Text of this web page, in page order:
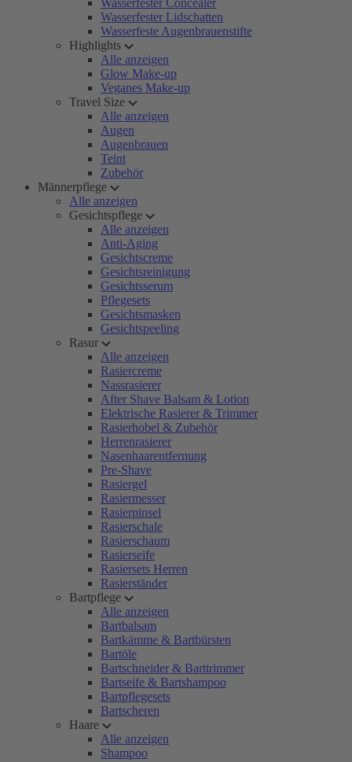
Wasserfester Concealer
Wasserfester Lidschatten
Wasserfeste Augenbrauenstifte
Highlights
Alle anzeigen
Glow Make-up
Veganes Make-up
Travel Size
Alle anzeigen
Augen
Augenbrauen
Teint
Zubehör
Männerpflege
Alle anzeigen
Gesichtspflege
Alle anzeigen
Anti-Aging
Gesichtscreme
Gesichtsreinigung
Gesichtsserum
Pflegesets
Gesichtsmasken
Gesichtspeeling
Rasur
Alle anzeigen
Rasiercreme
Nassrasierer
After Shave Balsam & Lotion
Elektrische Rasierer & Trimmer
Rasierhobel & Zubehör
Herrenrasierer
Nasenhaarentfernung
Pre-Shave
Rasiergel
Rasiermesser
Rasierpinsel
Rasierschale
Rasierschaum
Rasierseife
Rasiersets Herren
Rasierständer
Bartpflege
Alle anzeigen
Bartbalsam
Bartkämme & Bartbürsten
Bartöle
Bartschneider & Barttrimmer
Bartseife & Bartshampoo
Bartpflegesets
Bartscheren
Haare
Alle anzeigen
Shampoo